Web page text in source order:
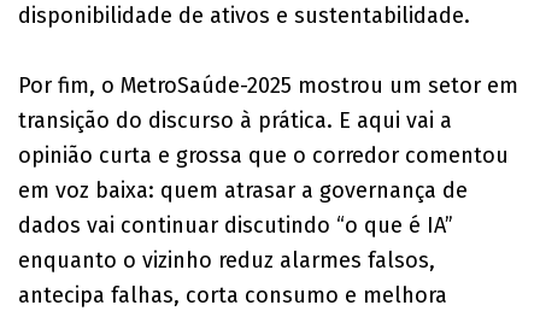
disponibilidade de ativos e sustentabilidade.
Por fim, o MetroSaúde-2025 mostrou um setor em
transição do discurso à prática. E aqui vai a
opinião curta e grossa que o corredor comentou
em voz baixa: quem atrasar a governança de
dados vai continuar discutindo “o que é IA”
enquanto o vizinho reduz alarmes falsos,
antecipa falhas, corta consumo e melhora